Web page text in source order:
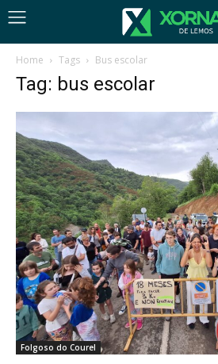
Home Tags Bus escolar
Tag: bus escolar
Folgoso do Courel